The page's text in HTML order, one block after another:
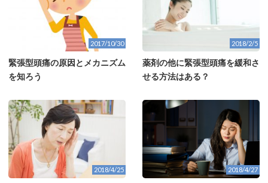
2017/10/30
緊張型頭痛の原因とメカニズム
を知ろう
2018/2/5
薬剤の他に緊張型頭痛を緩和さ
せる方法はある？
2018/4/25 2018/4/27